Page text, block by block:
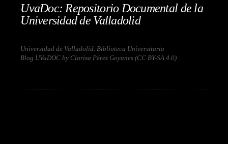
UvaDoc: Repositorio Documental de la
Universidad de Valladolid
Universidad de Valladolid. Biblioteca Universitaria
Blog UVaDOC by Clarisa Pérez Goyanes (CC BY-SA 4.0)